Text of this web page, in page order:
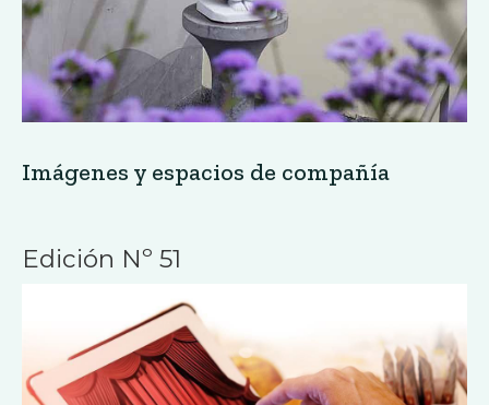
Imágenes y espacios de compañía
Edición Nº 51